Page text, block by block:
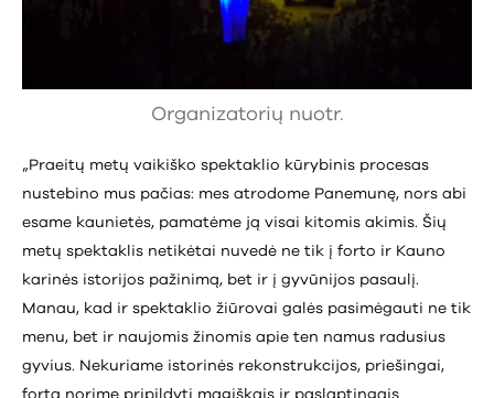
Organizatorių nuotr.
„Praeitų metų vaikiško spektaklio kūrybinis procesas
nustebino mus pačias: mes atrodome Panemunę, nors abi
esame kaunietės, pamatėme ją visai kitomis akimis. Šių
metų spektaklis netikėtai nuvedė ne tik į forto ir Kauno
karinės istorijos pažinimą, bet ir į gyvūnijos pasaulį.
Manau, kad ir spektaklio žiūrovai galės pasimėgauti ne tik
menu, bet ir naujomis žinomis apie ten namus radusius
gyvius. Nekuriame istorinės rekonstrukcijos, priešingai,